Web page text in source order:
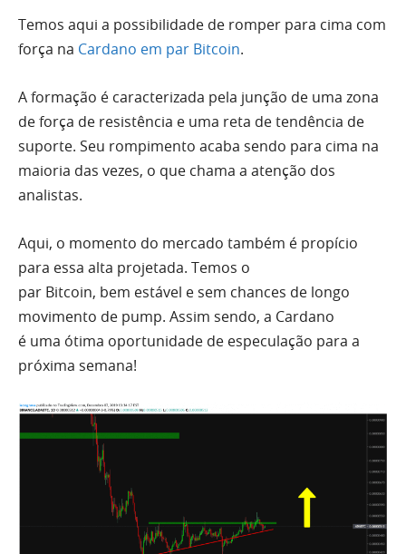
Temos aqui a possibilidade de romper para cima com
força na Cardano em par Bitcoin.
A formação é caracterizada pela junção de uma zona
de força de resistência e uma reta de tendência de
suporte. Seu rompimento acaba sendo para cima na
maioria das vezes, o que chama a atenção dos
analistas.
Aqui, o momento do mercado também é propício
para essa alta projetada. Temos o
par Bitcoin, bem estável e sem chances de longo
movimento de pump. Assim sendo, a Cardano
é uma ótima oportunidade de especulação para a
próxima semana!